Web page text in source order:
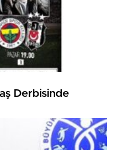
Derbisinde